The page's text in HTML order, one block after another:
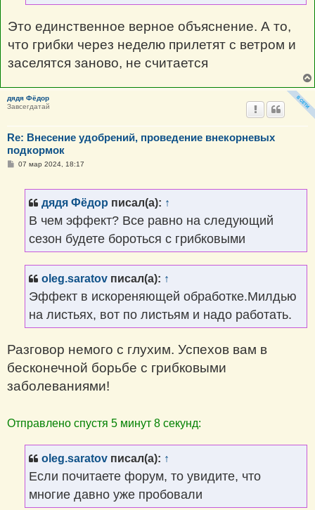
Это единственное верное объяснение. А то,
что грибки через неделю прилетят с ветром и
заселятся заново, не считается
дядя Фёдор
Завсегдатай
Re: Внесение удобрений, проведение внекорневых
подкормок
С07 мар 2024, 18:17
дядя Фёдор писал(а): ↑
В чем эффект? Все равно на следующий
сезон будете бороться с грибковыми
oleg.saratov писал(а): ↑
Эффект в искореняющей обработке.Милдью
на листьях, вот по листьям и надо работать.
Разговор немого с глухим. Успехов вам в
бесконечной борьбе с грибковыми
заболеваниями!
Отправлено спустя 5 минут 8 секунд:
oleg.saratov писал(а): ↑
Если почитаете форум, то увидите, что
многие давно уже пробовали